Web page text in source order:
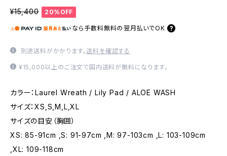
¥15,400 20%OFF
なら 手数料無料の 翌月払いでOK
別途送料がかかります。送料を確認する
¥15,000以上のご注文で国内送料が無料になります。
カラー：Laurel Wreath / Lily Pad / ALOE WASH
サイズ：XS,S,M,L,XL
サイズの目安（胸囲）
XS: 85-91cm ,S: 91-97cm ,M: 97-103cm ,L: 103-109cm
,XL: 109-118cm